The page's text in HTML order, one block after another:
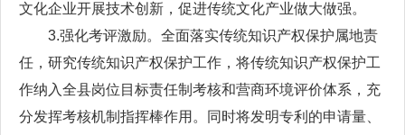
文化企业开展技术创新，促进传统文化产业做大做强。
3.强化考评激励。全面落实传统知识产权保护属地责
任，研究传统知识产权保护工作，将传统知识产权保护工
作纳入全县岗位目标责任制考核和营商环境评价体系，充
分发挥考核机制指挥棒作用。同时将发明专利的申请量、